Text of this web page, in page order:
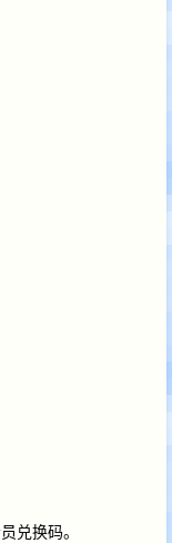
兑换码。